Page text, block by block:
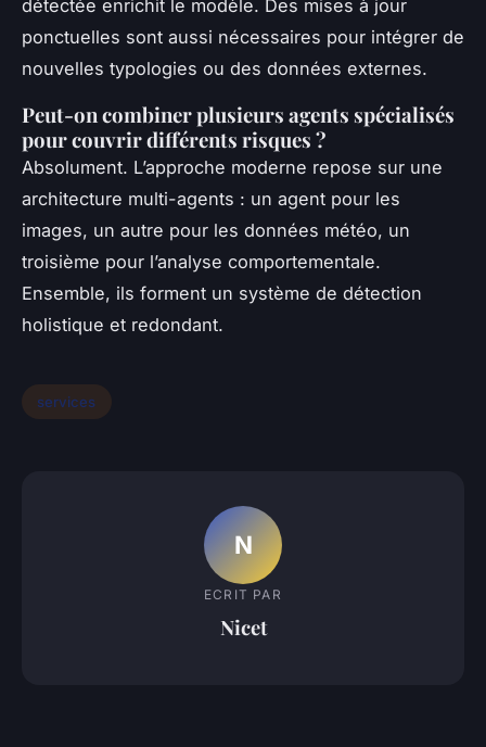
détectée enrichit le modèle. Des mises à jour
ponctuelles sont aussi nécessaires pour intégrer de
nouvelles typologies ou des données externes.
Peut-on combiner plusieurs agents spécialisés
pour couvrir différents risques ?
Absolument. L’approche moderne repose sur une
architecture multi-agents : un agent pour les
images, un autre pour les données météo, un
troisième pour l’analyse comportementale.
Ensemble, ils forment un système de détection
holistique et redondant.
services
N
ECRIT PAR
Nicet